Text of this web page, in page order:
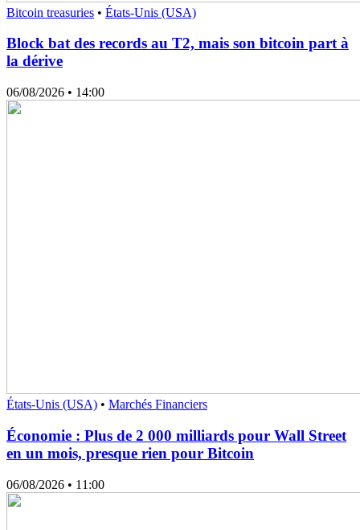
Bitcoin treasuries • États-Unis (USA)
Block bat des records au T2, mais son bitcoin part à
la dérive
06/08/2026 • 14:00
États-Unis (USA) • Marchés Financiers
Économie : Plus de 2 000 milliards pour Wall Street
en un mois, presque rien pour Bitcoin
06/08/2026 • 11:00